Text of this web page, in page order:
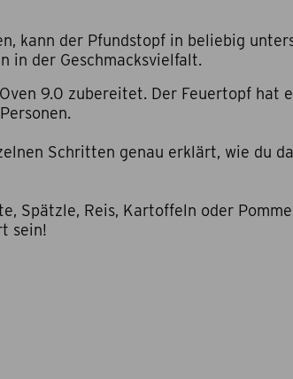
kann der Pfundstopf in beliebig
in der Geschmacksvielfalt.
9.0 zubereitet. Der Feuertopf hat
Schritten genau erklärt, wie du
Spätzle, Reis, Kartoffeln oder
sein!